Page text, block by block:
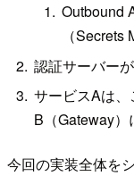
Outbound
（
認証サーバー
サービスAは
B（Gateway）
今回の実装全体を